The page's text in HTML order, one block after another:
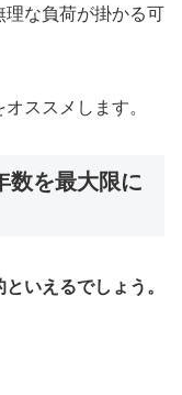
理な負荷が掛かる可
ススメします。
数を最大限に
いえるでしょう。